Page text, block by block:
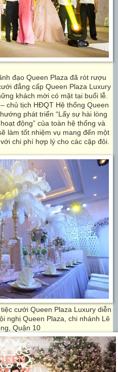
đạo Queen Plaza đã rót rượu
đẳng cấp Queen Plaza Luxury
khách mời có mặt tại buổi lễ.
chủ tịch HĐQT Hệ thống Queen
phát triển “Lấy sự hài lòng
động” của toàn hệ thống và
làm tốt nhiệm vụ mang đến một
chi phí hợp lý cho các cặp đôi.
cưới Queen Plaza Luxury diễn
nghị Queen Plaza, chi nhánh Lê
Quận 10